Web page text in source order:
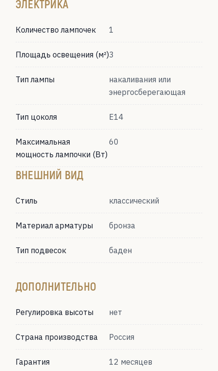
ЭЛЕКТРИКА
Количество лампочек 1
Площадь освещения (м²)3
Тип лампы
накаливания или
энергосберегающая
Тип цоколя Е14
Максимальная
мощность лампочки (Вт)
60
ВНЕШНИЙ ВИД
Стиль классический
Материал арматуры бронза
Тип подвесок баден
ДОПОЛНИТЕЛЬНО
Регулировка высоты нет
Страна производства Россия
Гарантия 12 месяцев